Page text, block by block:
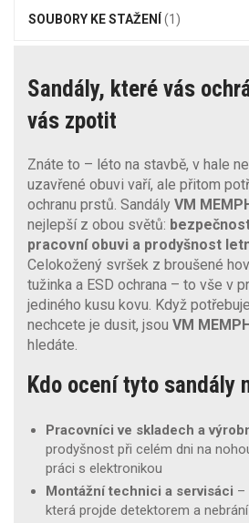
SOUBORY KE STAŽENÍ (1)
Sandály, které vás
vás zpotit
Znáte to – léto na stavbě, v hale
uzavřené obuvi vaří, ale přitom
ochranu prstů. Sandály VM
nejlepší z obou světů:
pracovní obuvi a prodyšnost
Celokožený svršek z broušené
tužinka a ESD ochrana – to vše v
jediného kusu kovu. Když
nechcete je dusit, jsou VM
hledáte.
Kdo ocení tyto sandály
Pracovníci ve skladech a
prodyšnost při celém dni na
práci s elektronikou
Montážní technici a servisáci –
která projde detektorem a